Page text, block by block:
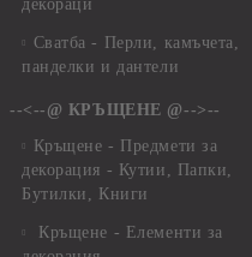
декораци
Сватба - Перли, камъчета,
панделки и дантели
--<--@ КРЪЩЕНЕ @-->--
Кръщене - Предмети за
декорация - Кутии, Папки,
Бутилки, Книги
Кръщене - Елементи за